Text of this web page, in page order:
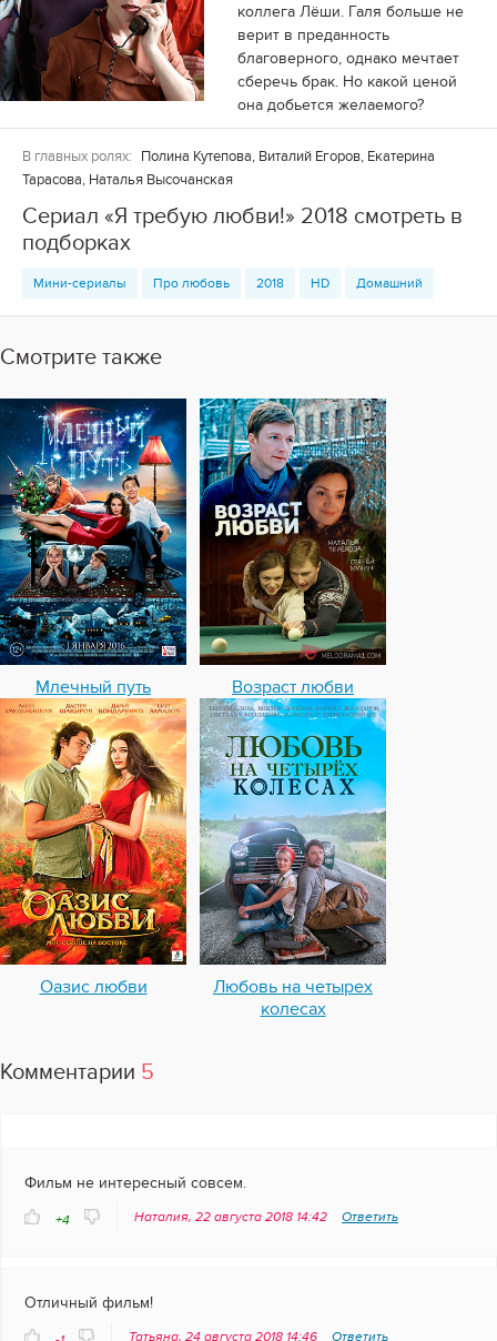
коллега Лёши. Галя больше не
верит в преданность
благоверного, однако мечтает
сберечь брак. Но какой ценой
она добьется желаемого?
В главных ролях:
Полина Кутепова, Виталий Егоров, Екатерина
Тарасова, Наталья Высочанская
Сериал «Я требую любви!» 2018 смотреть в
подборках
Мини-сериалы Про любовь 2018 HD Домашний
Смотрите также
Млечный путь Возраст любви
Оазис любви
Любовь на четырех
колесах
Комментарии 5
Фильм не интересный совсем.
+4 Наталия, 22 августа 2018 14:42 Ответить
Отличный фильм!
Татьяна, 24 августа 2018 14:46 Ответить